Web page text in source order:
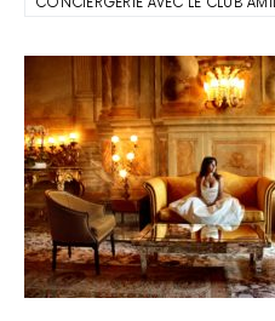
CONCIERGERIE AVEC LE CLUB